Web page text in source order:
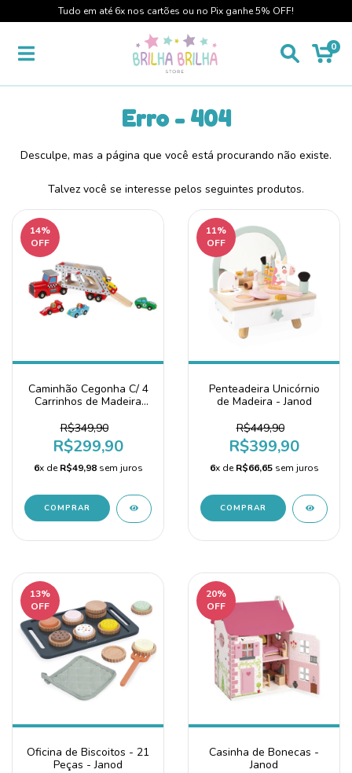
Tudo em até 6x nos cartões ou no Pix ganhe 5% OFF!
0
Erro - 404
Desculpe, mas a página que você está procurando não existe.
Talvez você se interesse pelos seguintes produtos.
14%
OFF
Caminhão Cegonha C/ 4
Carrinhos de Madeira
R$349,90
R$299,90
6x deR$49,98sem juros
11%
OFF
Penteadeira Unicórnio
de Madeira - Janod
R$449,90
R$399,90
6x deR$66,65sem juros
13%
OFF
Oficina de Biscoitos - 21
Peças - Janod
20%
OFF
Casinha de Bonecas -
Janod